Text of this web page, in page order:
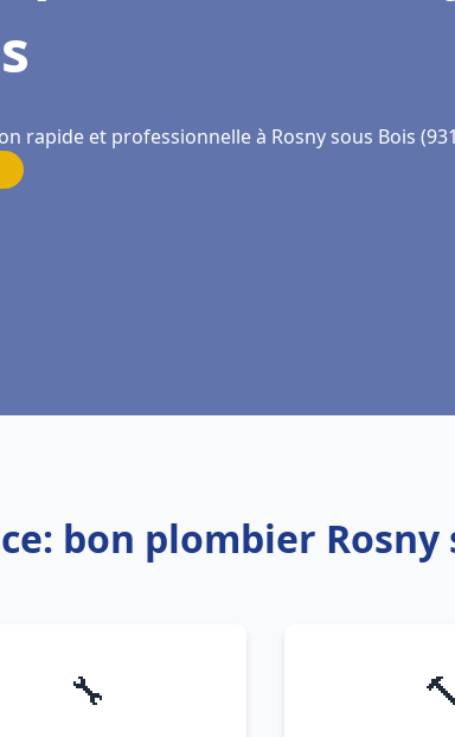
rapide et professionnelle à Rosny sous Bois
bon plombier Rosny
🔧